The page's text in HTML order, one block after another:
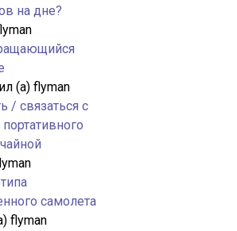
на дне?
(а) flyman
/ связаться с
самолета
flyman